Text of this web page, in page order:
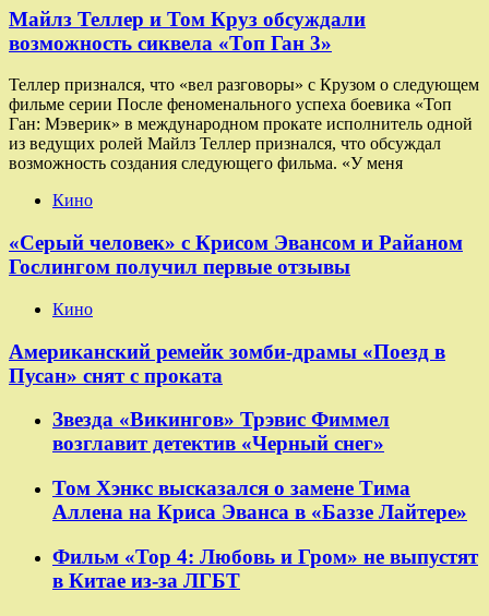
Майлз Теллер и Том Круз обсуждали
возможность сиквела «Топ Ган 3»
Теллер признался, что «вел разговоры» с Крузом о следующем
фильме серии После феноменального успеха боевика «Топ
Ган: Мэверик» в международном прокате исполнитель одной
из ведущих ролей Майлз Теллер признался, что обсуждал
возможность создания следующего фильма. «У меня
Кино
«Серый человек» с Крисом Эвансом и Райаном
Гослингом получил первые отзывы
Кино
Американский ремейк зомби-драмы «Поезд в
Пусан» снят с проката
Звезда «Викингов» Трэвис Фиммел
возглавит детектив «Черный снег»
Том Хэнкс высказался о замене Тима
Аллена на Криса Эванса в «Баззе Лайтере»
Фильм «Тор 4: Любовь и Гром» не выпустят
в Китае из-за ЛГБТ